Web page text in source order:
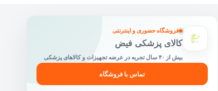
فروشگاه حضوری و اینترنتی
کالای پزشکی فیض
بیش از ۴۰ سال تجربه در عرضه تجهیزات و کالاهای پزشکی
تماس با فروشگاه